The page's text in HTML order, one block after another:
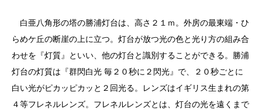
白亜八角形の塔の勝浦灯台は、高さ２１ｍ。外房の最東端・ひ
らめケ丘の断崖の上に立つ。灯台が放つ光の色と光り方の組み合
わせを『灯質』といい、他の灯台と識別することができる。勝浦
灯台の灯質は『群閃白光 毎２０秒に２閃光』で、２０秒ごとに
白い光がピカッピカッと２回光る。レンズはイギリス生まれの第
４等フレネルレンズ。フレネルレンズとは、灯台の光を遠くまで